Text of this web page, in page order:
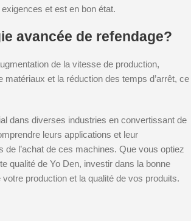
et est en bon état.
avancée de refendage?
de la vitesse de production,
matériaux et la réduction des temps d’arrêt, ce
dans diverses industries en convertissant de
leurs applications et leur
l’achat de ces machines. Que vous optiez
qualité de Yo Den, investir dans la bonne
production et la qualité de vos produits.